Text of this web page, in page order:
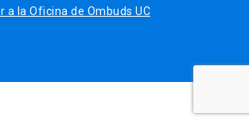
Ir a la Oficina de Ombuds UC